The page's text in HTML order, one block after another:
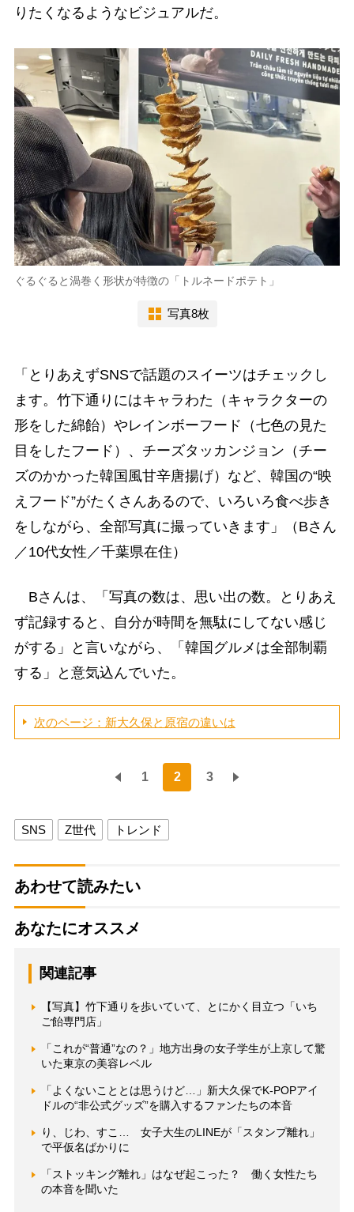
りたくなるようなビジュアルだ。
ぐるぐると渦巻く形状が特徴の「トルネードポテト」
写真8枚
「とりあえずSNSで話題のスイーツはチェックし
ます。竹下通りにはキャラわた（キャラクターの
形をした綿飴）やレインボーフード（七色の見た
目をしたフード）、チーズタッカンジョン（チー
ズのかかった韓国風甘辛唐揚げ）など、韓国の“映
えフード”がたくさんあるので、いろいろ食べ歩き
をしながら、全部写真に撮っていきます」（Bさん
／10代女性／千葉県在住）
Bさんは、「写真の数は、思い出の数。とりあえ
ず記録すると、自分が時間を無駄にしてない感じ
がする」と言いながら、「韓国グルメは全部制覇
する」と意気込んでいた。
次のページ：新大久保と原宿の違いは
1 2 3
SNS Z世代 トレンド
あわせて読みたい
あなたにオススメ
関連記事
【写真】竹下通りを歩いていて、とにかく目立つ「いち
ご飴専門店」
「これが“普通”なの？」地方出身の女子学生が上京して驚
いた東京の美容レベル
「よくないこととは思うけど…」新大久保でK-POPアイ
ドルの“非公式グッズ”を購入するファンたちの本音
り、じわ、すこ… 女子大生のLINEが「スタンプ離れ」
で平仮名ばかりに
「ストッキング離れ」はなぜ起こった？ 働く女性たち
の本音を聞いた